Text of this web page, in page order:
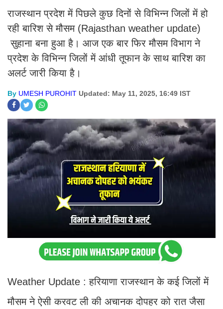
राजस्थान प्रदेश में पिछले कुछ दिनों से विभिन्न जिलों में हो
रही बारिश से मौसम (Rajasthan weather update)
सुहाना बना हुआ है। आज एक बार फिर मौसम विभाग ने
प्रदेश के विभिन्न जिलों में आंधी तूफान के साथ बारिश का
अलर्ट जारी किया है।
By UMESH PUROHIT Updated: May 11, 2025, 16:49 IST
Weather Update : हरियाणा राजस्थान के कई जिलों में
मौसम ने ऐसी करवट ली की अचानक दोपहर को रात जैसा